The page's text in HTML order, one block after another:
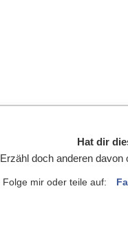
Hat dir
Erzähl doch anderen davon
Folge mir oder teile auf: